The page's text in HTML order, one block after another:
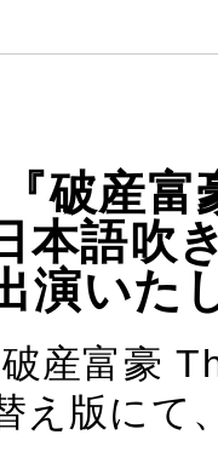
破産
本語吹
演いた
産富豪
え版にて